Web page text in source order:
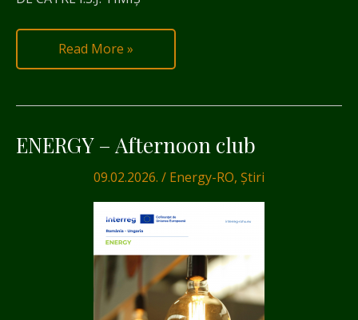
Read More »
ENERGY – Afternoon club
09.02.2026. / Energy-RO, Știri
ENERGY
Afternoon